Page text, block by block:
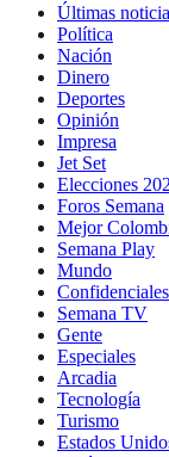
Últimas
Política
Nación
Dinero
Deportes
Opinión
Impresa
Jet Set
Elecciones
Foros Semana
Mejor
Semana Play
Mundo
Confidenciales
Semana TV
Gente
Especiales
Arcadia
Tecnología
Turismo
Estados